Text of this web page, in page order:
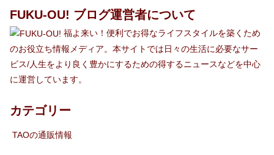
FUKU-OU! ブログ運営者について
福よ来い！便利でお得なライフスタイルを築くため
のお役立ち情報メディア。本サイトでは日々の生活に必要なサー
ビス/人生をより良く豊かにするための得するニュースなどを中心
に運営しています。
カテゴリー
TAOの通販情報